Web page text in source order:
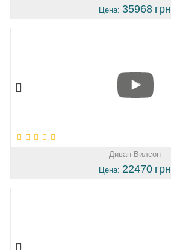
Цена: 35968 грн
Диван Вилсон
Цена: 22470 грн